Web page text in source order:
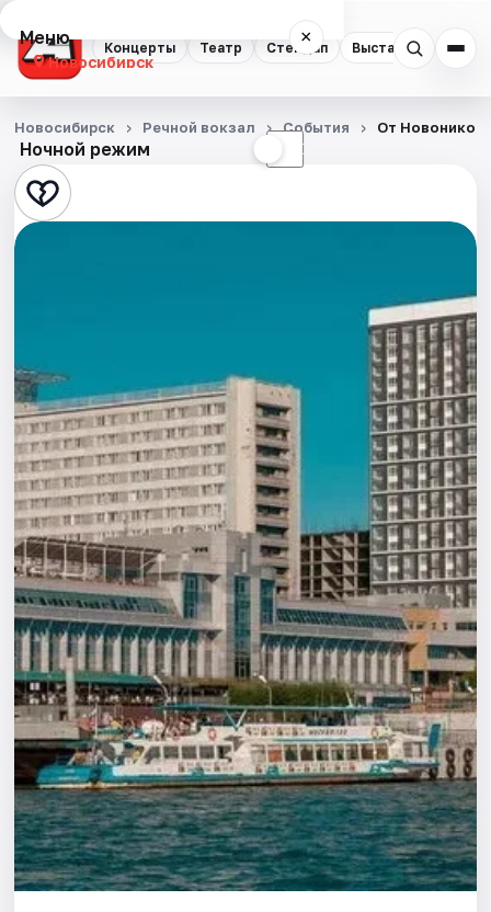
Концерты Театр Стендап Выставки
Меню ×
Новосибирск
Концерты
Театр
Стендап
Экскурсии
Спорт
События
Города
Площадки
Артисты
Рейтинги
Ночной режим ☾
Новосибирск Речной вокзал События От